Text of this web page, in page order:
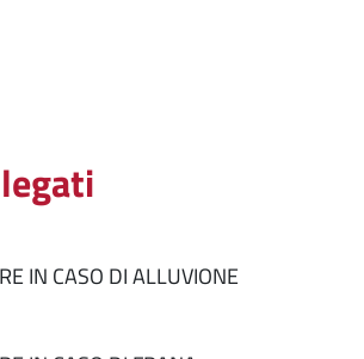
IN CASO DI ALLUVIONE